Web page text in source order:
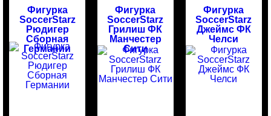
Фигурка
SoccerStarz
Рюдигер
Сборная
Германии
Фигурка
SoccerStarz
Грилиш ФК
Манчестер
Сити
Фигурка
SoccerStarz
Джеймс ФК
Челси